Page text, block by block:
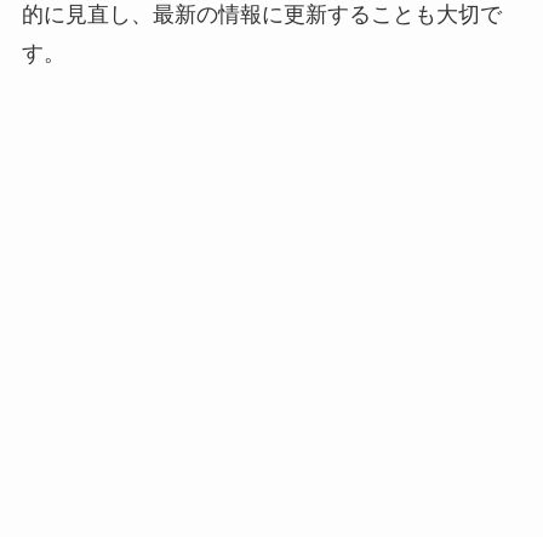
的に見直し、最新の情報に更新することも大切で
す。